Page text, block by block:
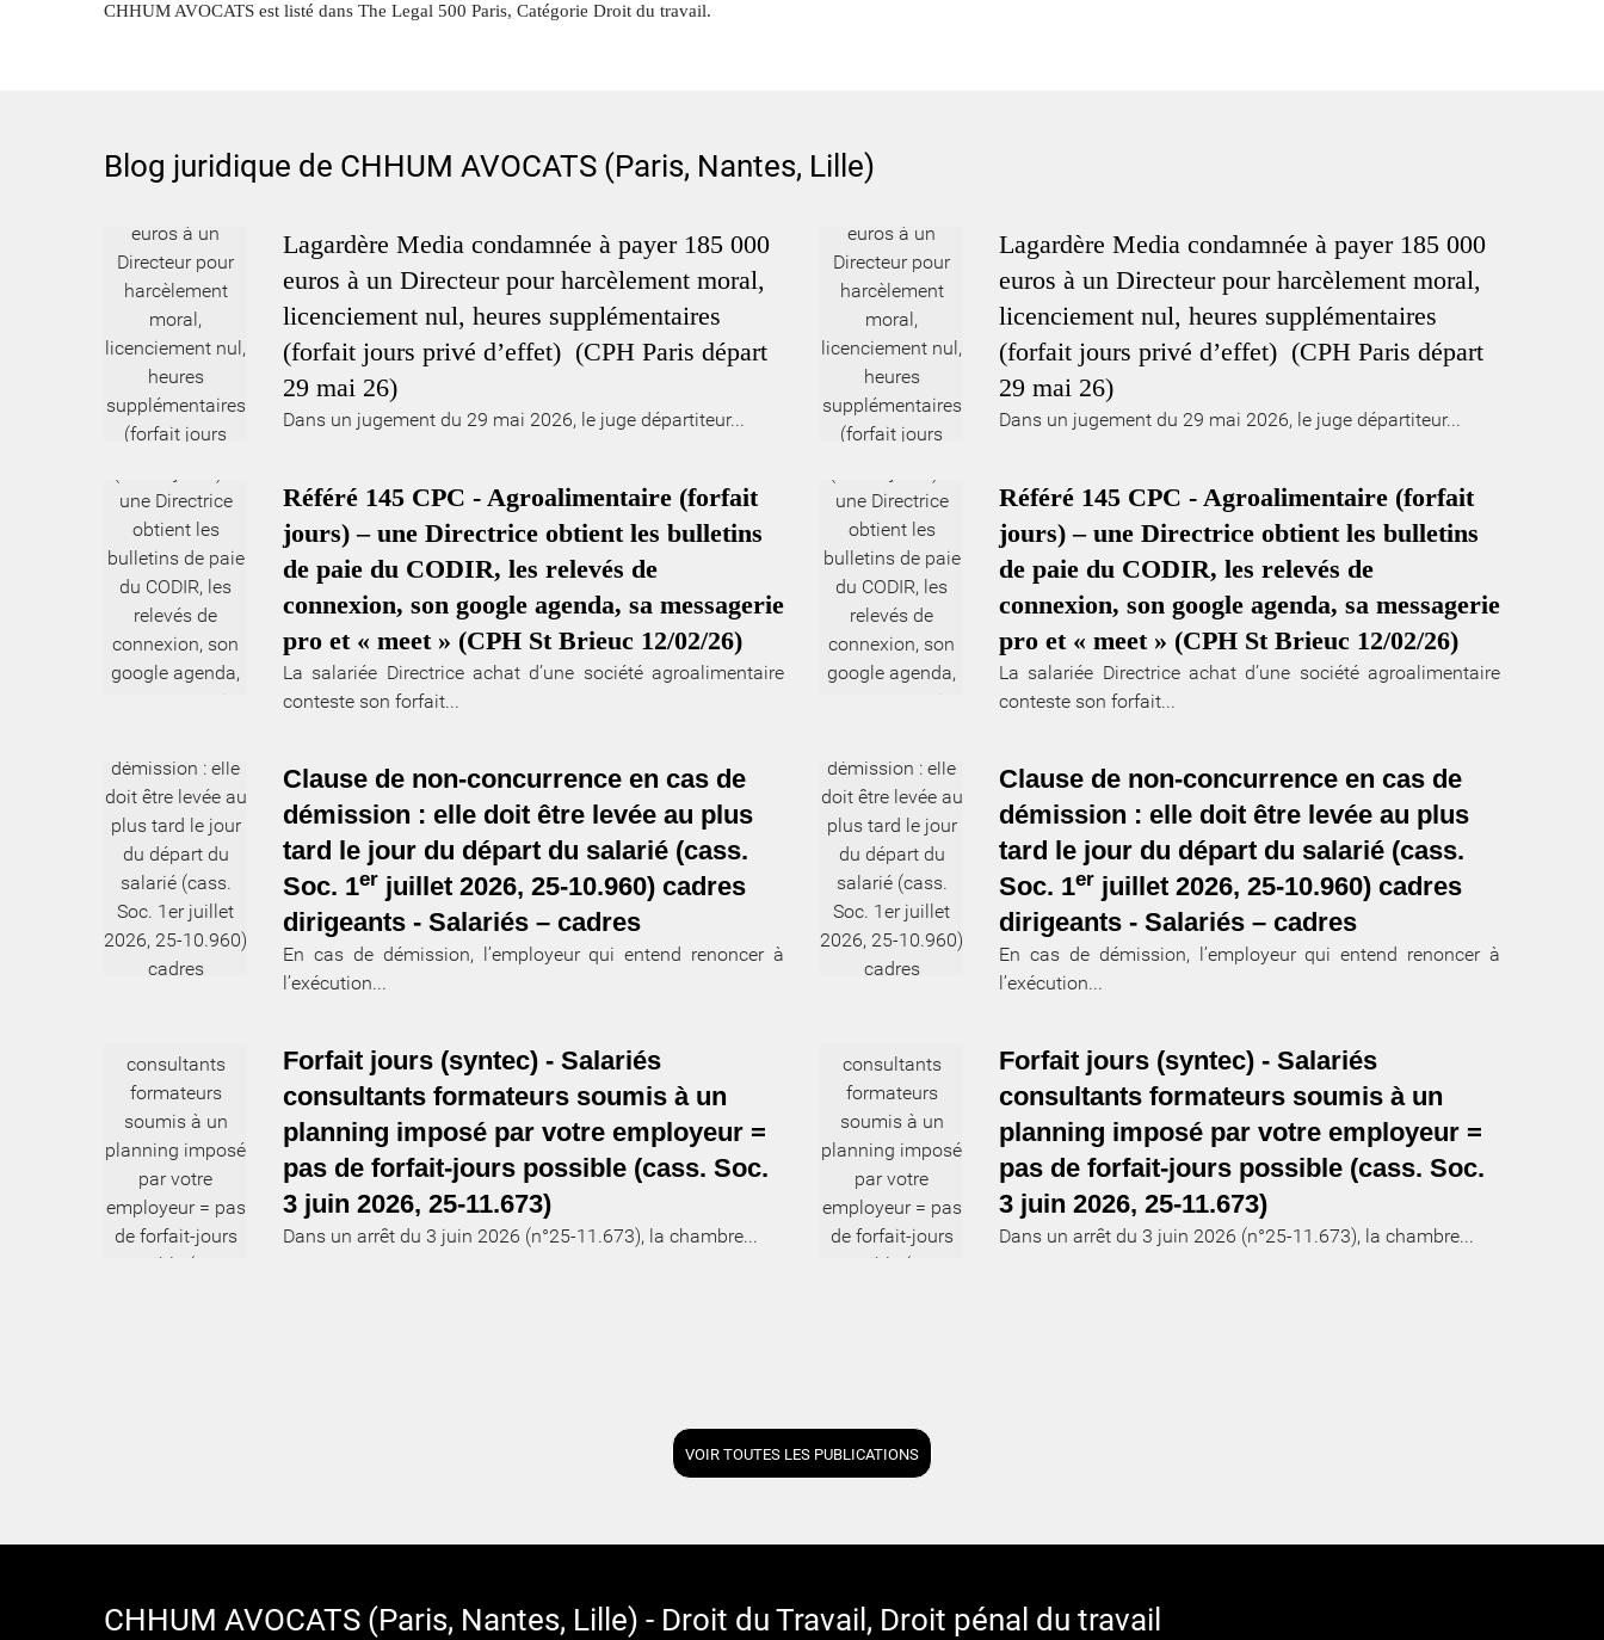
CHHUM AVOCATS est listé dans The Legal 500 Paris, Catégorie Droit du travail.
Blog juridique de CHHUM AVOCATS (Paris, Nantes, Lille)
Lagardère Media condamnée à payer 185 000
euros à un Directeur pour harcèlement moral,
licenciement nul, heures supplémentaires
(forfait jours privé d’effet) (CPH Paris départ
29 mai 26)
Dans un jugement du 29 mai 2026, le juge départiteur...
Référé 145 CPC - Agroalimentaire (forfait
jours) – une Directrice obtient les bulletins
de paie du CODIR, les relevés de
connexion, son google agenda, sa messagerie
pro et « meet » (CPH St Brieuc 12/02/26)
La salariée Directrice achat d’une société agroalimentaire
conteste son forfait...
Clause de non-concurrence en cas de
démission : elle doit être levée au plus
tard le jour du départ du salarié (cass.
Soc. 1er juillet 2026, 25-10.960) cadres
dirigeants - Salariés – cadres
En cas de démission, l’employeur qui entend renoncer à
l’exécution...
Forfait jours (syntec) - Salariés
consultants formateurs soumis à un
planning imposé par votre employeur =
pas de forfait-jours possible (cass. Soc.
3 juin 2026, 25-11.673)
Dans un arrêt du 3 juin 2026 (n°25-11.673), la chambre...
Lagardère Media condamnée à payer 185 000
euros à un Directeur pour harcèlement moral,
licenciement nul, heures supplémentaires
(forfait jours privé d’effet) (CPH Paris départ
29 mai 26)
Dans un jugement du 29 mai 2026, le juge départiteur...
Référé 145 CPC - Agroalimentaire (forfait
jours) – une Directrice obtient les bulletins
de paie du CODIR, les relevés de
connexion, son google agenda, sa messagerie
pro et « meet » (CPH St Brieuc 12/02/26)
La salariée Directrice achat d’une société agroalimentaire
conteste son forfait...
Clause de non-concurrence en cas de
démission : elle doit être levée au plus
tard le jour du départ du salarié (cass.
Soc. 1er juillet 2026, 25-10.960) cadres
dirigeants - Salariés – cadres
En cas de démission, l’employeur qui entend renoncer à
l’exécution...
Forfait jours (syntec) - Salariés
consultants formateurs soumis à un
planning imposé par votre employeur =
pas de forfait-jours possible (cass. Soc.
3 juin 2026, 25-11.673)
Dans un arrêt du 3 juin 2026 (n°25-11.673), la chambre...
VOIR TOUTES LES PUBLICATIONS
CHHUM AVOCATS (Paris, Nantes, Lille) - Droit du Travail, Droit pénal du travail